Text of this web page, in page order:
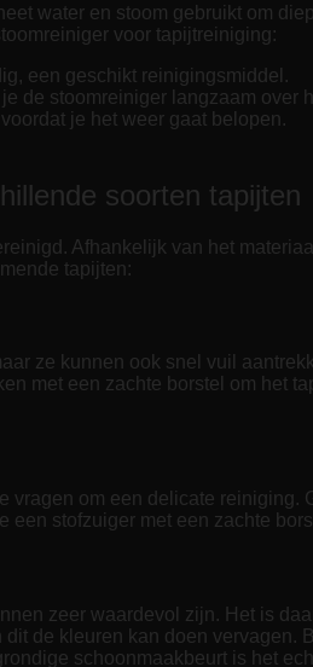
water en stoom gebruikt om
voor tapijtreiniging:
een geschikt reinigingsmiddel.
de stoomreiniger langzaam over
je het weer gaat belopen.
soorten tapijten
Afhankelijk van het
tapijten:
ze kunnen ook snel vuil
met een zachte borstel om het
vragen om een delicate
een stofzuiger met een zachte
zeer waardevol zijn. Het is
de kleuren kan doen
schoonmaakbeurt is het